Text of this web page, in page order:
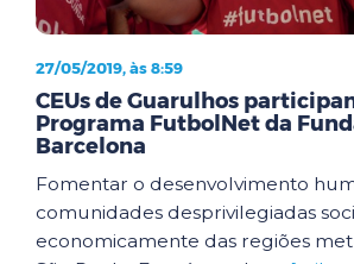
27/05/2019, às 8:59
CEUs de Guarulhos
Programa FutbolNet da
Barcelona
Fomentar o desenvolvimento
comunidades desprivilegiadas
economicamente das regiões